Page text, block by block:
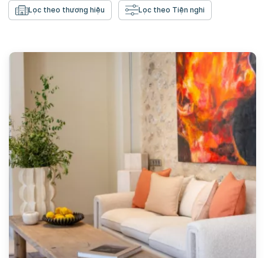
Lọc theo thương hiệu Lọc theo Tiện nghi